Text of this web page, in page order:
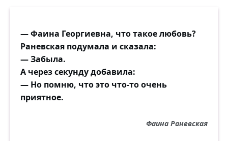
— Фаина Георгиевна, что такое любовь?
Раневская подумала и сказала:
— Забыла.
А через секунду добавила:
— Но помню, что это что-то очень
приятное.
Фаина Раневская